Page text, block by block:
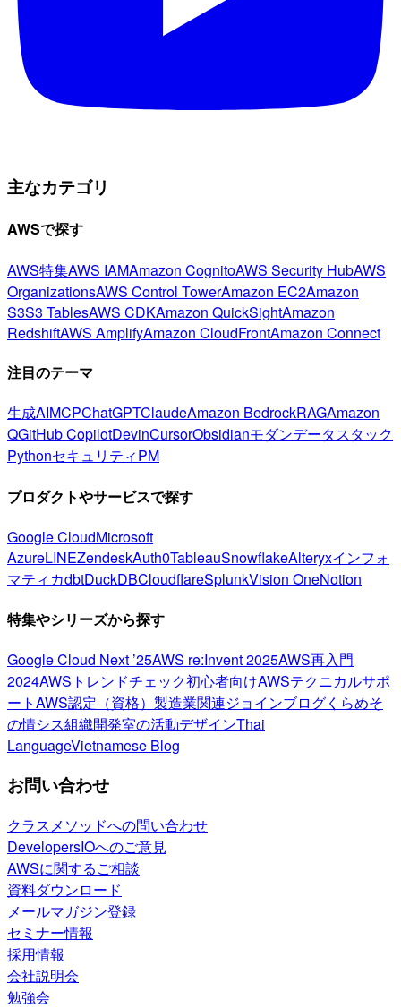
主なカテゴリ
AWSで探す
AWS特集AWS IAMAmazon CognitoAWS Security HubAWS
OrganizationsAWS Control TowerAmazon EC2Amazon
S3S3 TablesAWS CDKAmazon QuickSightAmazon
RedshiftAWS AmplifyAmazon CloudFrontAmazon Connect
注目のテーマ
生成AIMCPChatGPTClaudeAmazon BedrockRAGAmazon
QGitHub CopilotDevinCursorObsidianモダンデータスタック
PythonセキュリティPM
プロダクトやサービスで探す
Google CloudMicrosoft
AzureLINEZendeskAuth0TableauSnowflakeAlteryxインフォ
マティカdbtDuckDBCloudflareSplunkVision OneNotion
特集やシリーズから探す
Google Cloud Next ’25AWS re:Invent 2025AWS再入門
2024AWSトレンドチェック初心者向けAWSテクニカルサポ
ートAWS認定（資格） 製造業関連ジョインブログくらめそ
の情シス組織開発室の活動デザインThai
LanguageVietnamese Blog
お問い合わせ
クラスメソッドへの問い合わせ
DevelopersIOへのご意見
AWSに関するご相談
資料ダウンロード
メールマガジン登録
セミナー情報
採用情報
会社説明会
勉強会